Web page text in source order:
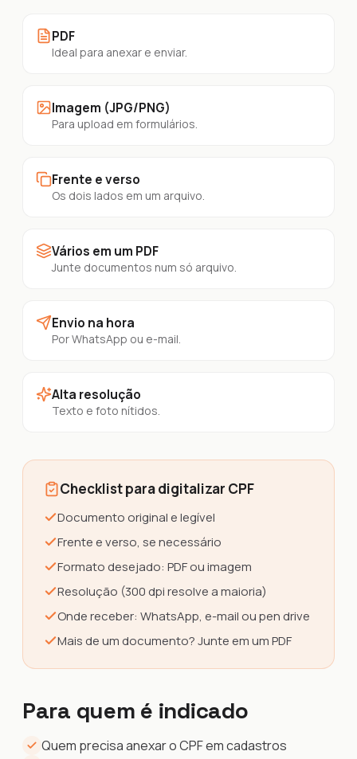
PDF
Ideal para anexar e enviar.
Imagem (JPG/PNG)
Para upload em formulários.
Frente e verso
Os dois lados em um arquivo.
Vários em um PDF
Junte documentos num só arquivo.
Envio na hora
Por WhatsApp ou e-mail.
Alta resolução
Texto e foto nítidos.
Checklist para digitalizar CPF
Documento original e legível
Frente e verso, se necessário
Formato desejado: PDF ou imagem
Resolução (300 dpi resolve a maioria)
Onde receber: WhatsApp, e-mail ou pen drive
Mais de um documento? Junte em um PDF
Para quem é indicado
Quem precisa anexar o CPF em cadastros